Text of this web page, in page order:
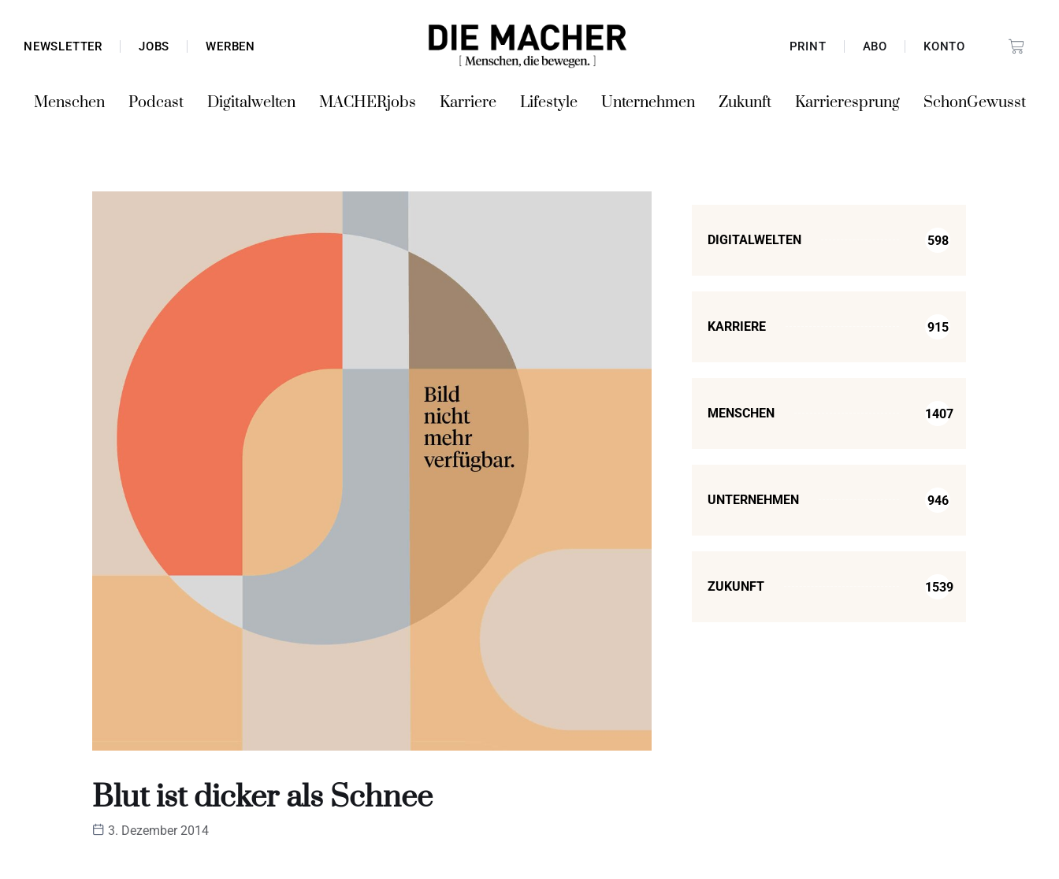
NEWSLETTER JOBS WERBEN PRINT ABO KONTO
Menschen Podcast Digitalwelten MACHERjobs Karriere Lifestyle Unternehmen Zukunft Karrieresprung SchonGewusst
Blut ist dicker als Schnee
3. Dezember 2014
DIGITALWELTEN 598
KARRIERE 915
MENSCHEN 1407
UNTERNEHMEN 946
ZUKUNFT 1539